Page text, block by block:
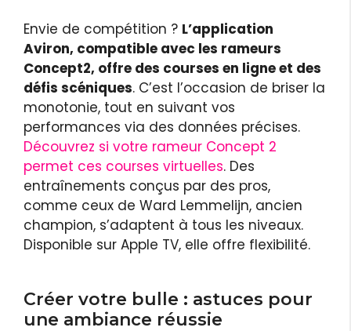
Envie de compétition ? L’application
Aviron, compatible avec les rameurs
Concept2, offre des courses en ligne et des
défis scéniques. C’est l’occasion de briser la
monotonie, tout en suivant vos
performances via des données précises.
Découvrez si votre rameur Concept 2
permet ces courses virtuelles. Des
entraînements conçus par des pros,
comme ceux de Ward Lemmelijn, ancien
champion, s’adaptent à tous les niveaux.
Disponible sur Apple TV, elle offre flexibilité.
Créer votre bulle : astuces pour
une ambiance réussie